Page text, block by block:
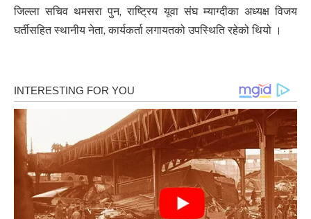
जिल्ला सचिव थमसरा पुन, राष्ट्रिय यूवा संघ म्याग्दीका अध्यक्ष विजय
घर्तीसहित स्थानीय नेता, कार्यकर्ता लगायतको उपस्थिति रहेको थियो ।